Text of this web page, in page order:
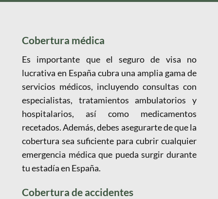
Cobertura médica
Es importante que el seguro de visa no
lucrativa en España cubra una amplia gama de
servicios médicos, incluyendo consultas con
especialistas, tratamientos ambulatorios y
hospitalarios, así como medicamentos
recetados. Además, debes asegurarte de que la
cobertura sea suficiente para cubrir cualquier
emergencia médica que pueda surgir durante
tu estadía en España.
Cobertura de accidentes